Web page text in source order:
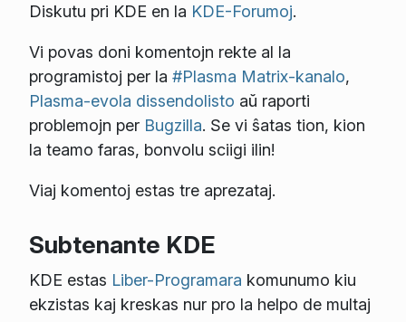
Diskutu pri KDE en la KDE-Forumoj.
Vi povas doni komentojn rekte al la
programistoj per la #Plasma Matrix-kanalo,
Plasma-evola dissendolisto aŭ raporti
problemojn per Bugzilla. Se vi ŝatas tion, kion
la teamo faras, bonvolu sciigi ilin!
Viaj komentoj estas tre aprezataj.
Subtenante KDE
KDE estas Liber-Programara komunumo kiu
ekzistas kaj kreskas nur pro la helpo de multaj